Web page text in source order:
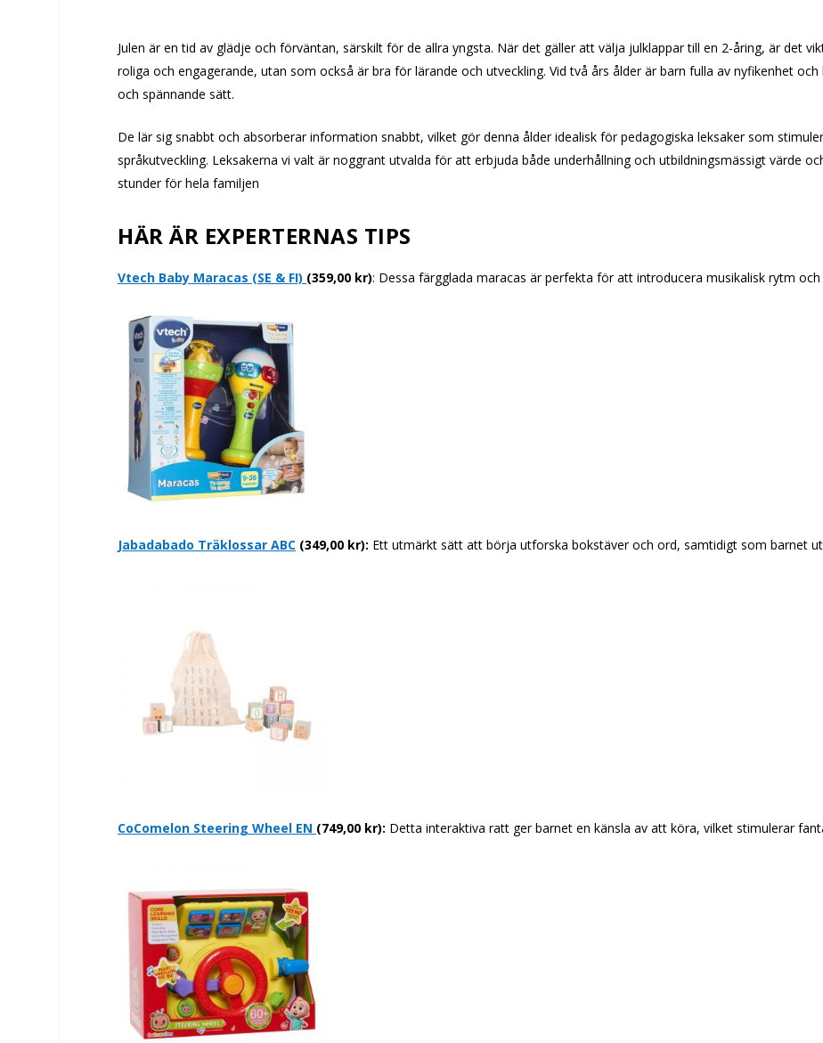
Julen är en tid av glädje och förväntan, särskilt för de allra yngsta. När det gäller att välja julklappar till en 2-åring, är det
roliga och engagerande, utan som också är bra för lärande och utveckling. Vid två års ålder är barn fulla av nyfikenhet
och spännande sätt.
De lär sig snabbt och absorberar information snabbt, vilket gör denna ålder idealisk för pedagogiska leksaker som
språkutveckling. Leksakerna vi valt är noggrant utvalda för att erbjuda både underhållning och utbildningsmässigt värde
stunder för hela familjen
HÄR ÄR EXPERTERNAS TIPS
Vtech Baby Maracas (SE & FI) (359,00 kr): Dessa färgglada maracas är perfekta för att introducera musikalisk rytm
Jabadabado Träklossar ABC (349,00 kr): Ett utmärkt sätt att börja utforska bokstäver och ord, samtidigt som barnet
CoComelon Steering Wheel EN (749,00 kr): Detta interaktiva ratt ger barnet en känsla av att köra, vilket stimulerar